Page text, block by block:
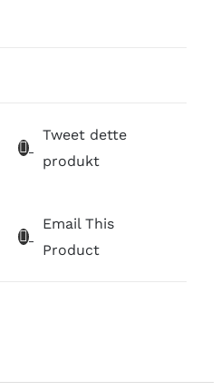
Tweet dette
produkt
Email This
Product